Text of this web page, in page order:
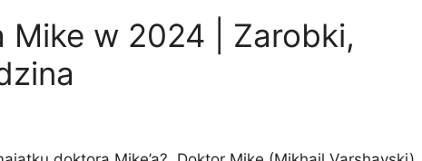
Mike w 2024 | Zarobki,